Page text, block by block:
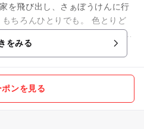
を飛び出し、さぁぼうけんに行
ちろんひとりでも。 色とりど
ことないような化石… 新しいも
をみる
ポンを見る